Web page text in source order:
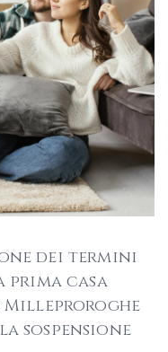
dei termini
casa
Milleproroghe
sospensione